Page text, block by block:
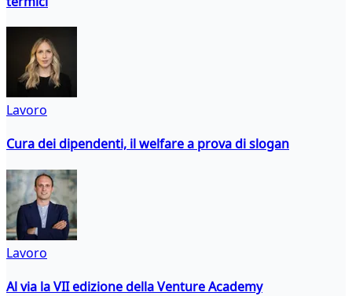
Lavoro
Cura dei dipendenti, il welfare a prova di slogan
Lavoro
Al via la VII edizione della Venture Academy